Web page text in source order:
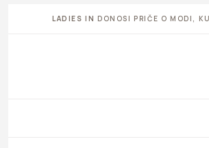
LADIES IN DONOSI PRIČE O MODI,